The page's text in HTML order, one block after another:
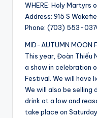
WHERE: Holy Martyrs
Address: 915 S
Phone: (703) 553-
MID-AUTUMN MOON
This year, Đoàn Thiếu
a show in celebration
Festival. We will have
We will also be selling
drink at a low and
take place on